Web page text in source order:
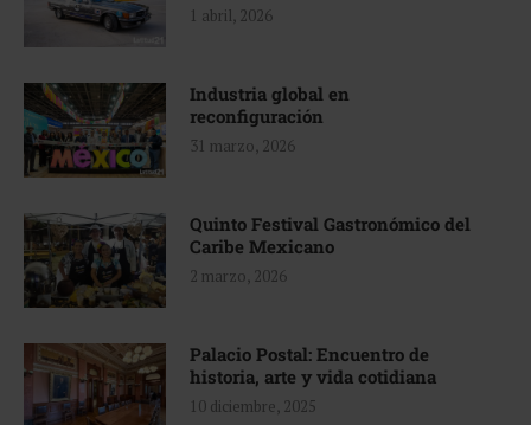
1 abril, 2026
Industria global en
reconfiguración
31 marzo, 2026
Quinto Festival Gastronómico del
Caribe Mexicano
2 marzo, 2026
Palacio Postal: Encuentro de
historia, arte y vida cotidiana
10 diciembre, 2025